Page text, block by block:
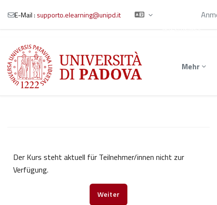
Zum Hauptinhalt
E-Mail : supporto.elearning@unipd.it
Mehr
Der Kurs steht aktuell für Teilnehmer/innen nicht zur
Verfügung.
Weiter